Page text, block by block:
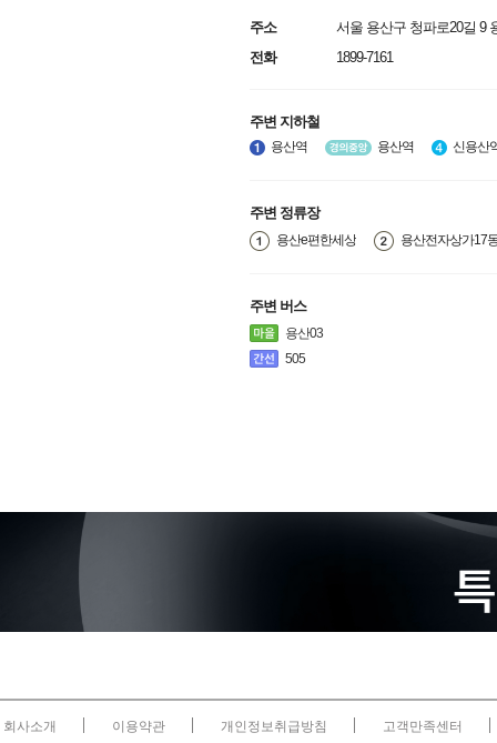
주소
서울 용산구 청파로20길 9
전화
1899-7161
주변 지하철
용산역 용산역 신용산
주변 정류장
용산e편한세상 용산전자상가17
주변 버스
용산03
505
회사소개 이용약관 개인정보취급방침 고객만족센터